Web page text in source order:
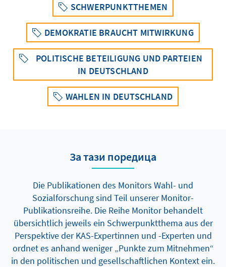
SCHWERPUNKTTHEMEN
DEMOKRATIE BRAUCHT MITWIRKUNG
POLITISCHE BETEILIGUNG UND PARTEIEN
IN DEUTSCHLAND
WAHLEN IN DEUTSCHLAND
За тази поредица
Die Publikationen des Monitors Wahl- und
Sozialforschung sind Teil unserer Monitor-
Publikationsreihe. Die Reihe Monitor behandelt
übersichtlich jeweils ein Schwerpunktthema aus der
Perspektive der KAS-Expertinnen und -Experten und
ordnet es anhand weniger „Punkte zum Mitnehmen“
in den politischen und gesellschaftlichen Kontext ein.